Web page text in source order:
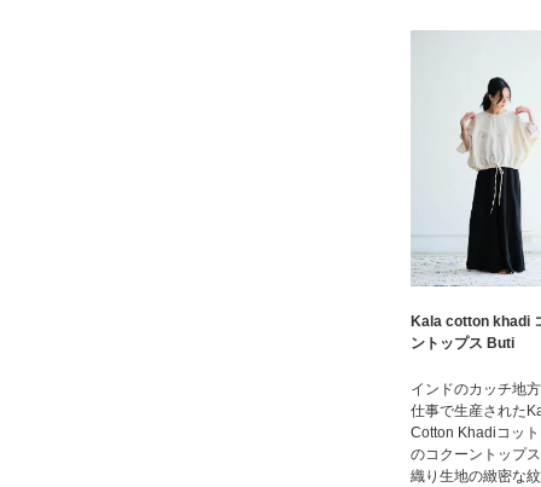
Kala cotton khadi
ントップス Buti
インドのカッチ地
仕事で生産された
Cotton Khadiコッ
のコクーントップ
織り生地の緻密な